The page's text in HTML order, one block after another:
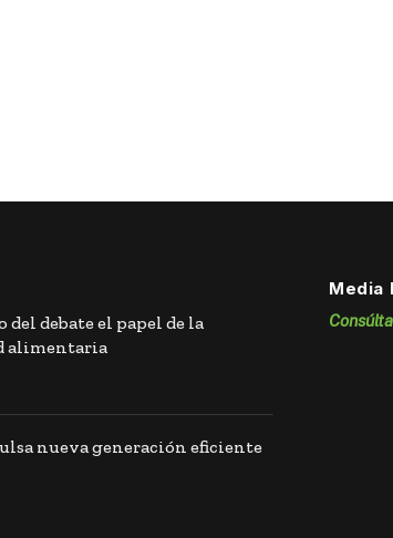
del debate el papel de la
alimentaria
nueva generación eficiente
Media